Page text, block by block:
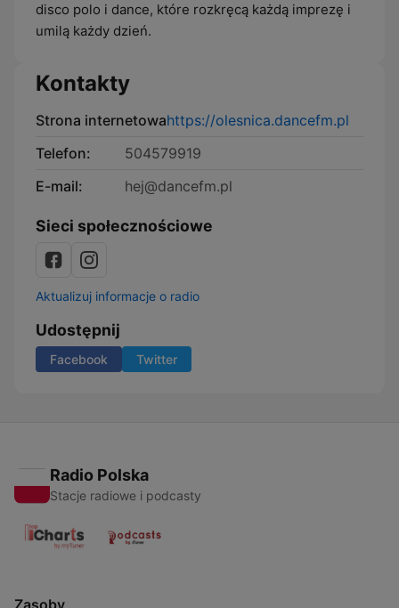
disco polo i dance, które rozkręcą każdą imprezę i
umilą każdy dzień.
Kontakty
Strona internetowahttps://olesnica.dancefm.pl
Telefon:
504579919
E-mail:
hej@dancefm.pl
Sieci społecznościowe
Aktualizuj informacje o radio
Udostępnij
Facebook Twitter
Radio Polska
Stacje radiowe i podcasty
Zasoby